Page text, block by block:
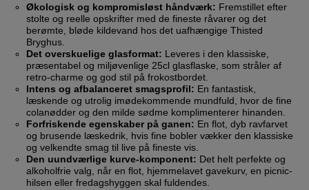
Økologisk og kompromisløst håndværk: Fremstillet efter
stolte og reelle opskrifter med de fineste råvarer og det
berømte, bløde kildevand hos det uafhængige Thisted
Bryghus.
Det overskuelige glasformat: Leveres i den klassiske,
præsentabel og miljøvenlige 25cl glasflaske, som stråler af
retro-charme og god stil på frokostbordet.
Intens og afbalanceret smagsprofil: En fantastisk,
læskende og utrolig imødekommende mundfuld, hvor de fine
colanødder og den milde sødme komplimenterer hinanden.
Forfriskende egenskaber på ganen: En flot, dyb ravfarvet
og brusende læskedrik, hvis fine bobler vækker den klassiske
og velkendte smag til live på fineste vis.
Den uundværlige kurve-komponent: Det helt perfekte og
alkoholfrie valg, når en flot, hjemmelavet gavekurv, en picnic-
hilsen eller fredagshyggen skal fuldendes.